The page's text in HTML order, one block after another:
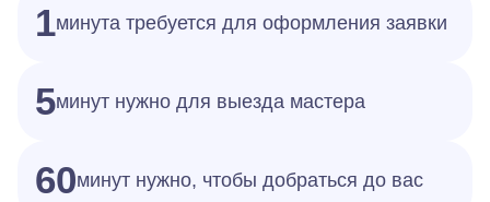
1минута требуется для оформления заявки
5минут нужно для выезда мастера
60минут нужно, чтобы добраться до вас